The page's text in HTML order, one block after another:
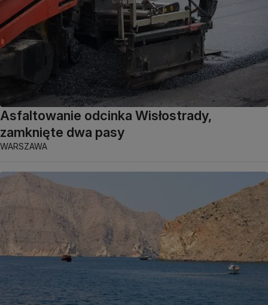
Asfaltowanie odcinka Wisłostrady,
zamknięte dwa pasy
WARSZAWA